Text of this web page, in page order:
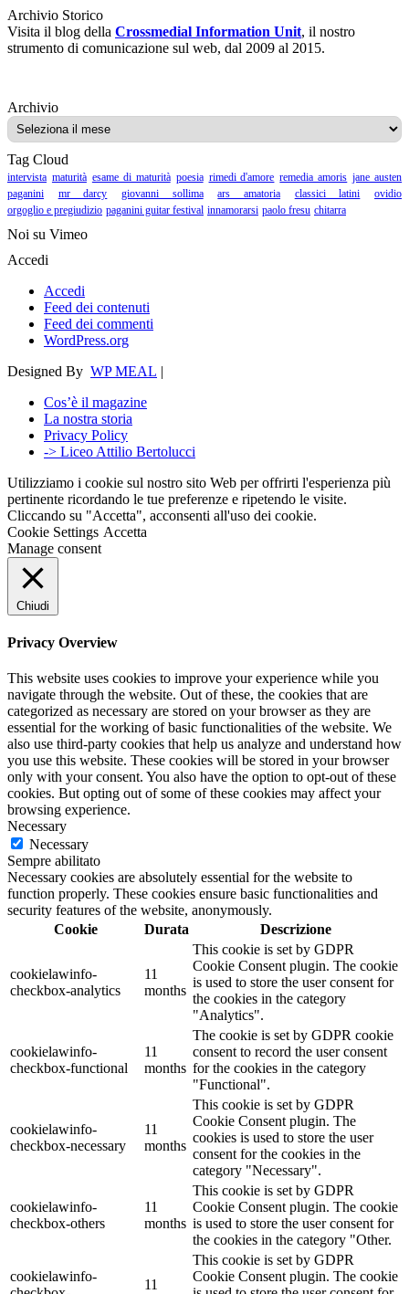
Archivio Storico
Visita il blog della Crossmedial Information Unit, il nostro
strumento di comunicazione sul web, dal 2009 al 2015.
ArchivioArchivio
Tag Cloud
intervista maturità esame di maturità poesia rimedi d'amore remedia amoris jane austen
paganini
mr darcy giovanni sollima ars amatoria classici latini
ovidio
orgoglio e pregiudizio paganini guitar festival innamorarsi paolo fresu chitarra
Noi su Vimeo
Accedi
Accedi
Feed dei contenuti
Feed dei commenti
WordPress.org
Designed By WP MEAL |
Cos’è il magazine
La nostra storia
Privacy Policy
-> Liceo Attilio Bertolucci
Utilizziamo i cookie sul nostro sito Web per offrirti l'esperienza più
pertinente ricordando le tue preferenze e ripetendo le visite.
Cliccando su "Accetta", acconsenti all'uso dei cookie.
Cookie Settings Accetta
Manage consent
Chiudi
Privacy Overview
This website uses cookies to improve your experience while you
navigate through the website. Out of these, the cookies that are
categorized as necessary are stored on your browser as they are
essential for the working of basic functionalities of the website. We
also use third-party cookies that help us analyze and understand how
you use this website. These cookies will be stored in your browser
only with your consent. You also have the option to opt-out of these
cookies. But opting out of some of these cookies may affect your
browsing experience.
Necessary
Necessary
Sempre abilitato
Necessary cookies are absolutely essential for the website to
function properly. These cookies ensure basic functionalities and
security features of the website, anonymously.
Cookie
Durata Descrizione
cookielawinfo-
checkbox-analytics
11
months
This cookie is set by GDPR
Cookie Consent plugin. The cookie
is used to store the user consent for
the cookies in the category
"Analytics".
cookielawinfo-
checkbox-functional
11
months
The cookie is set by GDPR cookie
consent to record the user consent
for the cookies in the category
"Functional".
cookielawinfo-
checkbox-necessary
11
months
This cookie is set by GDPR
Cookie Consent plugin. The
cookies is used to store the user
consent for the cookies in the
category "Necessary".
cookielawinfo-
checkbox-others
11
months
This cookie is set by GDPR
Cookie Consent plugin. The cookie
is used to store the user consent for
the cookies in the category "Other.
cookielawinfo-
11
This cookie is set by GDPR
Cookie Consent plugin. The cookie